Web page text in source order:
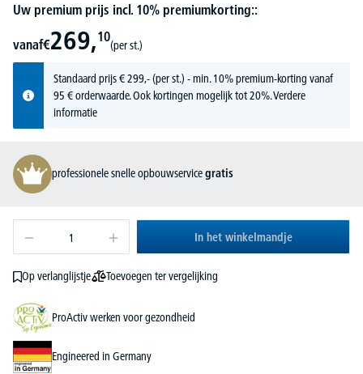
Uw premium prijs incl. 10% premiumkorting::
vanaf€269,10
(per st.)
Standaard prijs€299,-(per st.) - min. 10% premium-korting vanaf
95 € orderwaarde. Ook kortingen mogelijk tot 20%.Verdere
informatie
professionele snelle opbouwservicegratis
In het winkelmandje
Op verlanglijstje Toevoegen ter vergelijking
ProActiv werken voor gezondheid
Engineered in Germany